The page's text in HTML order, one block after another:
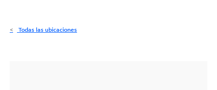
Todas las ubicaciones